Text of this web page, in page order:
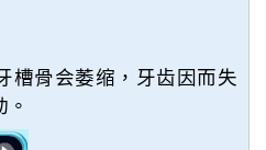
槽骨会萎缩，牙齿因而失